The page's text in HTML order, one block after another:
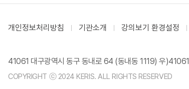
개인정보처리방침 기관소개 강의보기 환경설정
41061 대구광역시 동구 동내로 64 (동내동 1119) 우)41061
COPYRIGHT ⓒ 2024 KERIS. ALL RIGHTS RESERVED